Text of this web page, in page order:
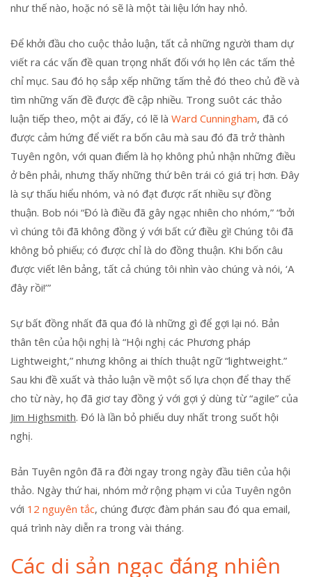
như thế nào, hoặc nó sẽ là một tài liệu lớn hay nhỏ.
Để khởi đầu cho cuộc thảo luận, tất cả những người tham dự
viết ra các vấn đề quan trọng nhất đối với họ lên các tấm thẻ
chỉ mục. Sau đó họ sắp xếp những tấm thẻ đó theo chủ đề và
tìm những vấn đề được đề cập nhiều. Trong suôt các thảo
luận tiếp theo, một ai đấy, có lẽ là Ward Cunningham, đã có
được cảm hứng để viết ra bốn câu mà sau đó đã trở thành
Tuyên ngôn, với quan điểm là họ không phủ nhận những điều
ở bên phải, nhưng thấy những thứ bên trái có giá trị hơn. Đây
là sự thấu hiểu nhóm, và nó đạt được rất nhiều sự đồng
thuận. Bob nói “Đó là điều đã gây ngạc nhiên cho nhóm,” “bởi
vì chúng tôi đã không đồng ý với bất cứ điều gì! Chúng tôi đã
không bỏ phiếu; có được chỉ là do đồng thuận. Khi bốn câu
được viết lên bảng, tất cả chúng tôi nhìn vào chúng và nói, ‘A
đây rồi!’”
Sự bất đồng nhất đã qua đó là những gì để gợi lại nó. Bản
thân tên của hội nghị là “Hội nghị các Phương pháp
Lightweight,” nhưng không ai thích thuật ngữ “lightweight.”
Sau khi đề xuất và thảo luận về một số lựa chọn để thay thế
cho từ này, họ đã giơ tay đồng ý với gợi ý dùng từ “agile” của
Jim Highsmith. Đó là lần bỏ phiếu duy nhất trong suốt hội
nghị.
Bản Tuyên ngôn đã ra đời ngay trong ngày đầu tiên của hội
thảo. Ngày thứ hai, nhóm mở rộng phạm vi của Tuyên ngôn
với 12 nguyên tắc, chúng được đàm phán sau đó qua email,
quá trình này diễn ra trong vài tháng.
Các di sản ngạc đáng nhiên